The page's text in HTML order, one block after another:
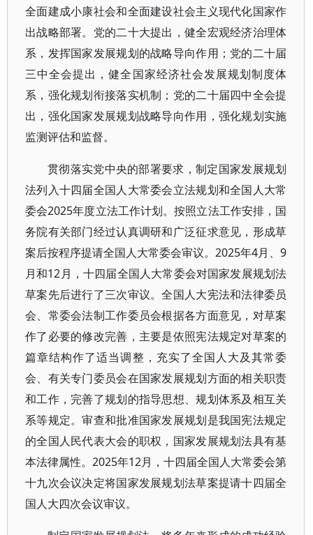
全面建成小康社会和全面建设社会主义现代化国家作
出战略部署。党的二十大提出，健全宏观经济治理体
系，发挥国家发展规划的战略导向作用；党的二十届
三中全会提出，健全国家经济社会发展规划制度体
系，强化规划衔接落实机制；党的二十届四中全会提
出，强化国家发展规划战略导向作用，强化规划实施
监测评估和监督。
贯彻落实党中央的部署要求，制定国家发展规划
法列入十四届全国人大常委会立法规划和全国人大常
委会2025年度立法工作计划。按照立法工作安排，国
务院有关部门经过认真调研和广泛征求意见，形成草
案后按程序提请全国人大常委会审议。2025年4月、9
月和12月，十四届全国人大常委会对国家发展规划法
草案先后进行了三次审议。全国人大宪法和法律委员
会、常委会法制工作委员会根据各方面意见，对草案
作了必要的修改完善，主要是依照宪法规定对草案的
篇章结构作了适当调整，充实了全国人大及其常委
会、有关专门委员会在国家发展规划方面的相关职责
和工作，完善了规划的指导思想、规划体系及相互关
系等规定。审查和批准国家发展规划是我国宪法规定
的全国人民代表大会的职权，国家发展规划法具有基
本法律属性。2025年12月，十四届全国人大常委会第
十九次会议决定将国家发展规划法草案提请十四届全
国人大四次会议审议。